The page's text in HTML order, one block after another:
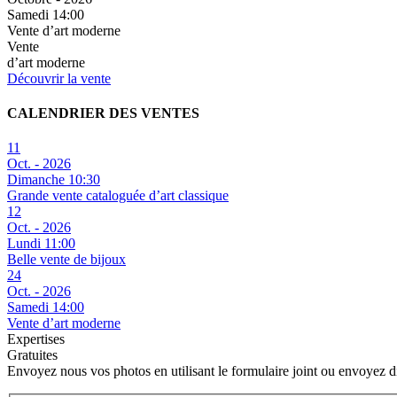
Samedi 14:00
Vente d’art moderne
Vente
d’art moderne
Découvrir la vente
CALENDRIER DES VENTES
11
Oct. - 2026
Dimanche 10:30
Grande vente cataloguée d’art classique
12
Oct. - 2026
Lundi 11:00
Belle vente de bijoux
24
Oct. - 2026
Samedi 14:00
Vente d’art moderne
Expertises
Gratuites
Envoyez nous vos photos en utilisant le formulaire joint ou envoyez